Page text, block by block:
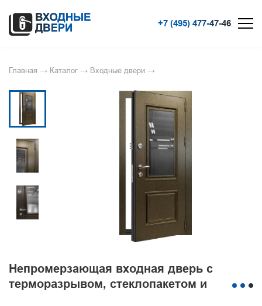
+7 (495) 477-47-46
Главная → Каталог → Входные двери →
Непромерзающая входная дверь с
терморазрывом, стеклопакетом и